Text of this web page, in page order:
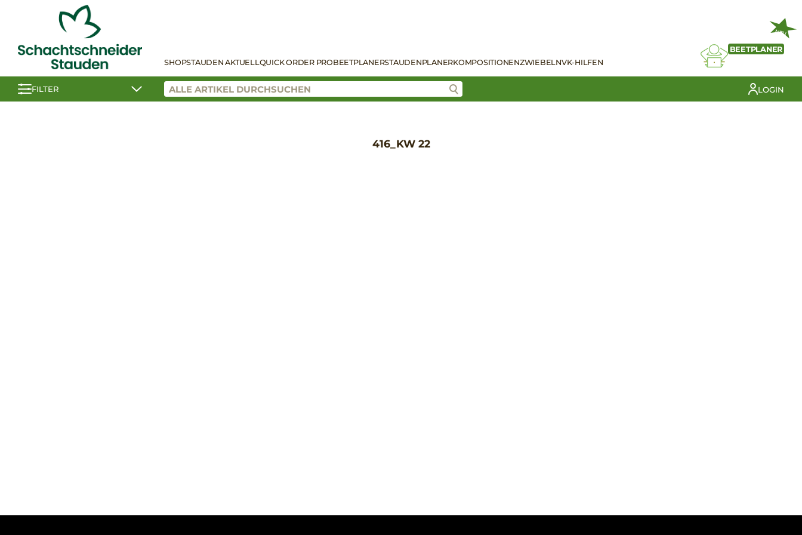
SHOPSTAUDEN AKTUELLQUICK ORDER PROBEETPLANERSTAUDENPLANERKOMPOSITIONENZWIEBELNVK-HILFEN
NEU
BEETPLANER
FILTER LOGIN
416_KW 22